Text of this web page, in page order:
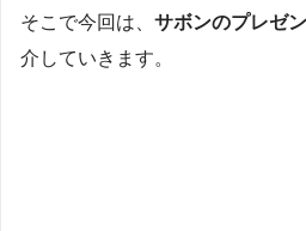
そこで今回は、 サボンのプレゼ
介していきます。